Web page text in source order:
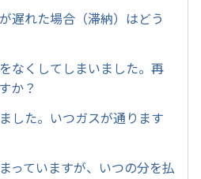
遅れた場合（滞納）はどう
なくしてしまいました。再
か？
した。いつガスが通ります
っていますが、いつの分を払